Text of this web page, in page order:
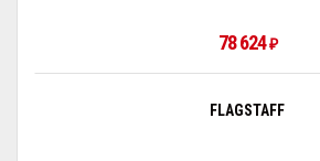
78 624₽
FLAGSTAFF